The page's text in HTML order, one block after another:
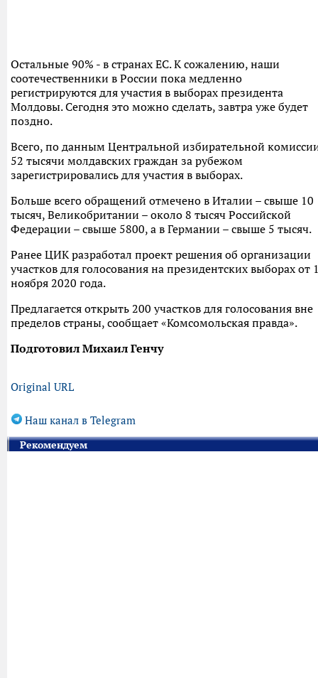
Остальные 90% - в странах ЕС. К сожалению, наши
соотечественники в России пока медленно
регистрируются для участия в выборах президента
Молдовы. Сегодня это можно сделать, завтра уже будет
поздно.
Всего, по данным Центральной избирательной
52 тысячи молдавских граждан за рубежом
зарегистрировались для участия в выборах.
Больше всего обращений отмечено в Италии – свыше 10
тысяч, Великобритании – около 8 тысяч Российской
Федерации – свыше 5800, а в Германии – свыше 5 тысяч.
Ранее ЦИК разработал проект решения об организации
участков для голосования на президентских выборах от
ноября 2020 года.
Предлагается открыть 200 участков для голосования вне
пределов страны, сообщает «Комсомольская правда».
Подготовил Михаил Генчу
Original URL
Наш канал в Telegram
Рекомендуем